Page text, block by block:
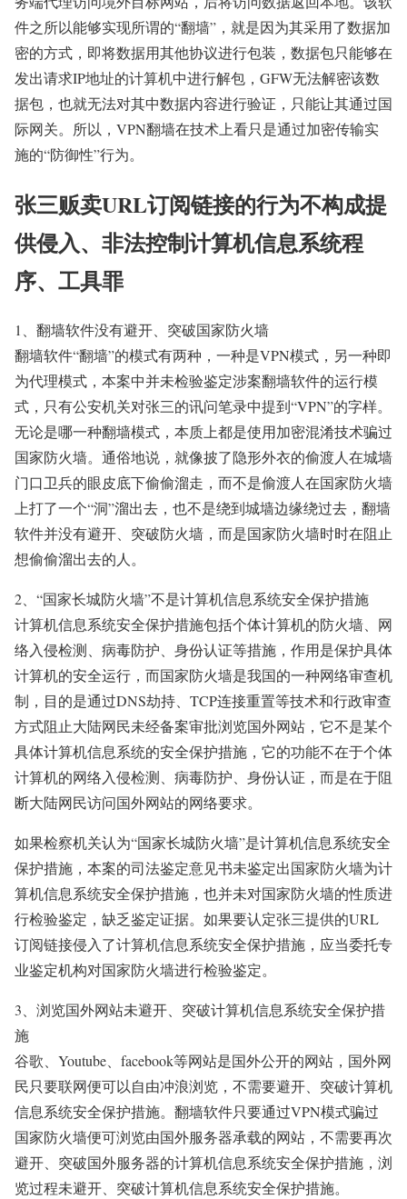
件之所以能够实现所谓的“翻墙”，就是因为其采用了数据加
密的方式，即将数据用其他协议进行包装，数据包只能够在
发出请求IP地址的计算机中进行解包，GFW无法解密该数
据包，也就无法对其中数据内容进行验证，只能让其通过国
际网关。所以，VPN翻墙在技术上看只是通过加密传输实
施的“防御性”行为。
张三贩卖URL订阅链接的行为不构成提
供侵入、非法控制计算机信息系统程
序、工具罪
1、翻墙软件没有避开、突破国家防火墙
翻墙软件“翻墙”的模式有两种，一种是VPN模式，另一种即
为代理模式，本案中并未检验鉴定涉案翻墙软件的运行模
式，只有公安机关对张三的讯问笔录中提到“VPN”的字样。
无论是哪一种翻墙模式，本质上都是使用加密混淆技术骗过
国家防火墙。通俗地说，就像披了隐形外衣的偷渡人在城墙
门口卫兵的眼皮底下偷偷溜走，而不是偷渡人在国家防火墙
上打了一个“洞”溜出去，也不是绕到城墙边缘绕过去，翻墙
软件并没有避开、突破防火墙，而是国家防火墙时时在阻止
想偷偷溜出去的人。
2、“国家长城防火墙”不是计算机信息系统安全保护措施
计算机信息系统安全保护措施包括个体计算机的防火墙、网
络入侵检测、病毒防护、身份认证等措施，作用是保护具体
计算机的安全运行，而国家防火墙是我国的一种网络审查机
制，目的是通过DNS劫持、TCP连接重置等技术和行政审查
方式阻止大陆网民未经备案审批浏览国外网站，它不是某个
具体计算机信息系统的安全保护措施，它的功能不在于个体
计算机的网络入侵检测、病毒防护、身份认证，而是在于阻
断大陆网民访问国外网站的网络要求。
如果检察机关认为“国家长城防火墙”是计算机信息系统安全
保护措施，本案的司法鉴定意见书未鉴定出国家防火墙为计
算机信息系统安全保护措施，也并未对国家防火墙的性质进
行检验鉴定，缺乏鉴定证据。如果要认定张三提供的URL
订阅链接侵入了计算机信息系统安全保护措施，应当委托专
业鉴定机构对国家防火墙进行检验鉴定。
3、浏览国外网站未避开、突破计算机信息系统安全保护措
施
谷歌、Youtube、facebook等网站是国外公开的网站，国外网
民只要联网便可以自由冲浪浏览，不需要避开、突破计算机
信息系统安全保护措施。翻墙软件只要通过VPN模式骗过
国家防火墙便可浏览由国外服务器承载的网站，不需要再次
避开、突破国外服务器的计算机信息系统安全保护措施，浏
览过程未避开、突破计算机信息系统安全保护措施。